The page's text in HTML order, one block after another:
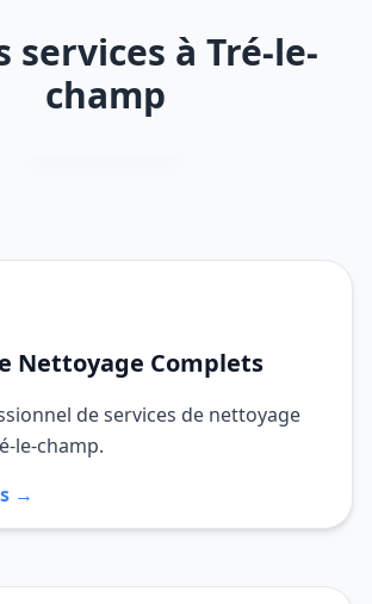
services à Tré-le-
champ
Nettoyage Complets
de services de nettoyage
le-champ.
→